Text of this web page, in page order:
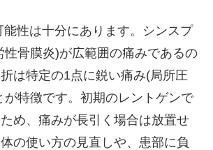
能性は十分にあります。シンスプ
性骨膜炎)が広範囲の痛みであるの
は特定の1点に鋭い痛み(局所圧
が特徴です。初期のレントゲンで
め、痛みが長引く場合は放置せ
の使い方の見直しや、患部に負